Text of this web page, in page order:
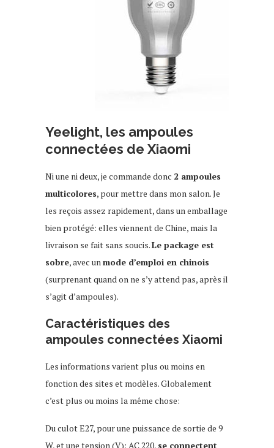
Yeelight, les ampoules
connectées de Xiaomi
Ni une ni deux, je commande donc 2 ampoules
multicolores, pour mettre dans mon salon. Je
les reçois assez rapidement, dans un emballage
bien protégé: elles viennent de Chine, mais la
livraison se fait sans soucis.Le package est
sobre, avec un mode d’emploi en chinois
(surprenant quand on ne s’y attend pas, après il
s’agit d’ampoules).
Caractéristiques des
ampoules connectées Xiaomi
Les informations varient plus ou moins en
fonction des sites et modèles. Globalement
c’est plus ou moins la même chose:
Du culot E27, pour une puissance de sortie de 9
W, et une tension (V): AC 220, se connectent